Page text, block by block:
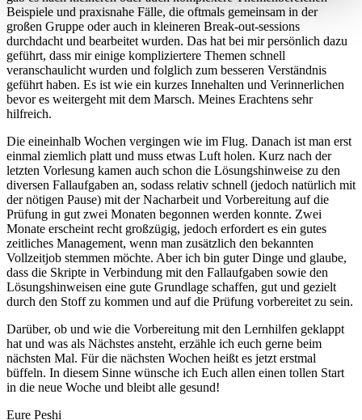
Beispiele und praxisnahe Fälle, die oftmals gemeinsam in der
großen Gruppe oder auch in kleineren Break-out-sessions
durchdacht und bearbeitet wurden. Das hat bei mir persönlich dazu
geführt, dass mir einige kompliziertere Themen schnell
veranschaulicht wurden und folglich zum besseren Verständnis
geführt haben. Es ist wie ein kurzes Innehalten und Verinnerlichen
bevor es weitergeht mit dem Marsch. Meines Erachtens sehr
hilfreich.
Die eineinhalb Wochen vergingen wie im Flug. Danach ist man erst
einmal ziemlich platt und muss etwas Luft holen. Kurz nach der
letzten Vorlesung kamen auch schon die Lösungshinweise zu den
diversen Fallaufgaben an, sodass relativ schnell (jedoch natürlich mit
der nötigen Pause) mit der Nacharbeit und Vorbereitung auf die
Prüfung in gut zwei Monaten begonnen werden konnte. Zwei
Monate erscheint recht großzügig, jedoch erfordert es ein gutes
zeitliches Management, wenn man zusätzlich den bekannten
Vollzeitjob stemmen möchte. Aber ich bin guter Dinge und glaube,
dass die Skripte in Verbindung mit den Fallaufgaben sowie den
Lösungshinweisen eine gute Grundlage schaffen, gut und gezielt
durch den Stoff zu kommen und auf die Prüfung vorbereitet zu sein.
Darüber, ob und wie die Vorbereitung mit den Lernhilfen geklappt
hat und was als Nächstes ansteht, erzähle ich euch gerne beim
nächsten Mal. Für die nächsten Wochen heißt es jetzt erstmal
büffeln. In diesem Sinne wünsche ich Euch allen einen tollen Start
in die neue Woche und bleibt alle gesund!
Eure Peshi